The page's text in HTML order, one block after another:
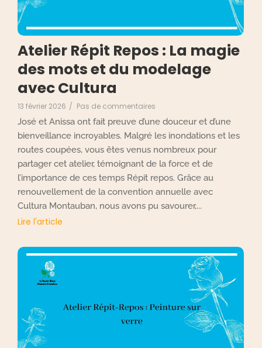
Atelier Répit Repos : La magie
des mots et du modelage
avec Cultura
13 février 2026 / Pas de commentaires
José et Anissa ont fait preuve d’une douceur et d’une
bienveillance incroyables. Malgré les inondations et les
routes coupées, vous êtes venus nombreux pour
partager cet atelier, témoignant de la force et de
l’importance de ces temps Répit repos. Grâce au
renouvellement de la convention annuelle avec
Cultura Montauban, nous avons pu savourer,...
Lire l'article